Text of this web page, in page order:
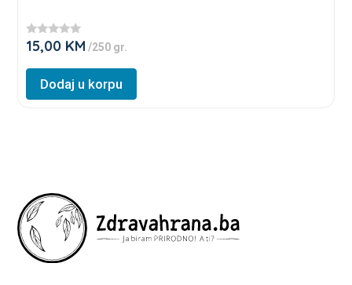
page
★
★
★
15,00 KM /250 gr.
variants.
The
options
may
product
page
Dodaj u korpu